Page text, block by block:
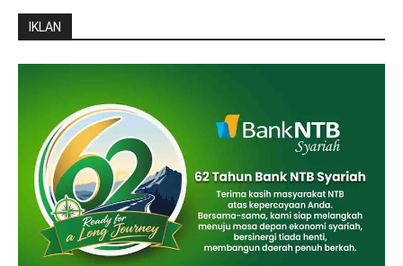
IKLAN